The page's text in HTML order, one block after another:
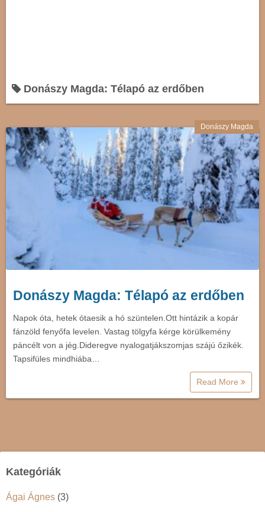
Donászy Magda: Télapó az erdőben
Donászy Magda
Donászy Magda: Télapó az erdőben
Napok óta, hetek ótaesik a hó szüntelen.Ott hintázik a kopár
fánzöld fenyőfa levelen. Vastag tölgyfa kérge körülkemény
páncélt von a jég.Dideregve nyalogatjákszomjas szájú őzikék.
Tapsifüles mindhiába…
Read More
Kategóriák
Ágai Ágnes (3)